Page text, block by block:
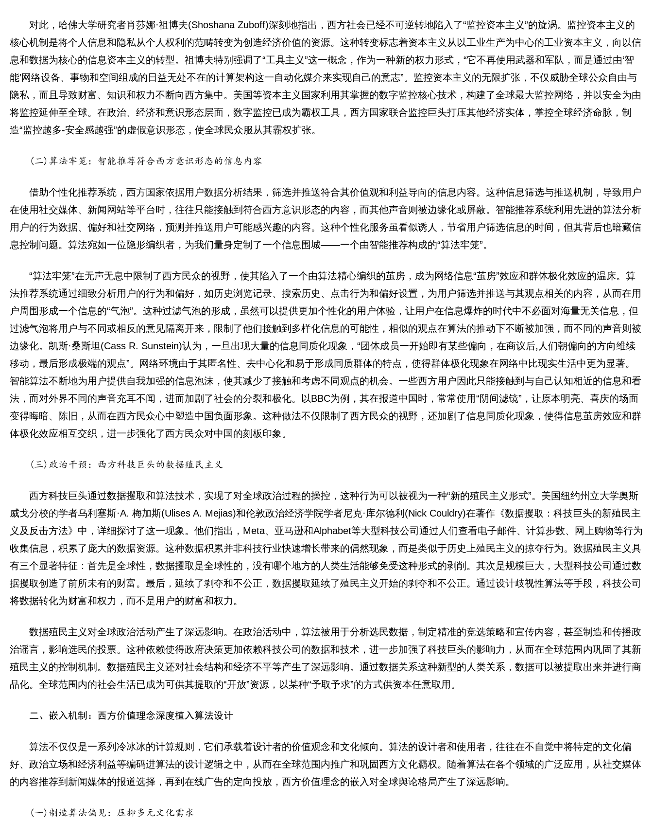
对此，哈佛大学研究者肖莎娜·祖博夫(Shoshana Zuboff)深刻地指出，西方社会已经不可逆转地陷入了“监控资本主义”的旋涡。监控资本主义的
核心机制是将个人信息和隐私从个人权利的范畴转变为创造经济价值的资源。这种转变标志着资本主义从以工业生产为中心的工业资本主义，向以信
息和数据为核心的信息资本主义的转型。祖博夫特别强调了“工具主义”这一概念，作为一种新的权力形式，“它不再使用武器和军队，而是通过由‘智
能’网络设备、事物和空间组成的日益无处不在的计算架构这一自动化媒介来实现自己的意志”。监控资本主义的无限扩张，不仅威胁全球公众自由与
隐私，而且导致财富、知识和权力不断向西方集中。美国等资本主义国家利用其掌握的数字监控核心技术，构建了全球最大监控网络，并以安全为由
将监控延伸至全球。在政治、经济和意识形态层面，数字监控已成为霸权工具，西方国家联合监控巨头打压其他经济实体，掌控全球经济命脉，制
造“监控越多-安全感越强”的虚假意识形态，使全球民众服从其霸权扩张。
(二)算法牢笼：智能推荐符合西方意识形态的信息内容
借助个性化推荐系统，西方国家依据用户数据分析结果，筛选并推送符合其价值观和利益导向的信息内容。这种信息筛选与推送机制，导致用户
在使用社交媒体、新闻网站等平台时，往往只能接触到符合西方意识形态的内容，而其他声音则被边缘化或屏蔽。智能推荐系统利用先进的算法分析
用户的行为数据、偏好和社交网络，预测并推送用户可能感兴趣的内容。这种个性化服务虽看似诱人，节省用户筛选信息的时间，但其背后也暗藏信
息控制问题。算法宛如一位隐形编织者，为我们量身定制了一个信息围城——一个由智能推荐构成的“算法牢笼”。
“算法牢笼”在无声无息中限制了西方民众的视野，使其陷入了一个由算法精心编织的茧房，成为网络信息“茧房”效应和群体极化效应的温床。算
法推荐系统通过细致分析用户的行为和偏好，如历史浏览记录、搜索历史、点击行为和偏好设置，为用户筛选并推送与其观点相关的内容，从而在用
户周围形成一个信息的“气泡”。这种过滤气泡的形成，虽然可以提供更加个性化的用户体验，让用户在信息爆炸的时代中不必面对海量无关信息，但
过滤气泡将用户与不同或相反的意见隔离开来，限制了他们接触到多样化信息的可能性，相似的观点在算法的推动下不断被加强，而不同的声音则被
边缘化。凯斯·桑斯坦(Cass R. Sunstein)认为，一旦出现大量的信息同质化现象，“团体成员一开始即有某些偏向，在商议后,人们朝偏向的方向维续
移动，最后形成极端的观点”。网络环境由于其匿名性、去中心化和易于形成同质群体的特点，使得群体极化现象在网络中比现实生活中更为显著。
智能算法不断地为用户提供自我加强的信息泡沫，使其减少了接触和考虑不同观点的机会。一些西方用户因此只能接触到与自己认知相近的信息和看
法，而对外界不同的声音充耳不闻，进而加剧了社会的分裂和极化。以BBC为例，其在报道中国时，常常使用“阴间滤镜”，让原本明亮、喜庆的场面
变得晦暗、陈旧，从而在西方民众心中塑造中国负面形象。这种做法不仅限制了西方民众的视野，还加剧了信息同质化现象，使得信息茧房效应和群
体极化效应相互交织，进一步强化了西方民众对中国的刻板印象。
(三)政治干预：西方科技巨头的数据殖民主义
西方科技巨头通过数据攫取和算法技术，实现了对全球政治过程的操控，这种行为可以被视为一种“新的殖民主义形式”。美国纽约州立大学奥斯
威戈分校的学者乌利塞斯·A. 梅加斯(Ulises A. Mejias)和伦敦政治经济学院学者尼克·库尔德利(Nick Couldry)在著作《数据攫取：科技巨头的新殖民主
义及反击方法》中，详细探讨了这一现象。他们指出，Meta、亚马逊和Alphabet等大型科技公司通过人们查看电子邮件、计算步数、网上购物等行为
收集信息，积累了庞大的数据资源。这种数据积累并非科技行业快速增长带来的偶然现象，而是类似于历史上殖民主义的掠夺行为。数据殖民主义具
有三个显著特征：首先是全球性，数据攫取是全球性的，没有哪个地方的人类生活能够免受这种形式的剥削。其次是规模巨大，大型科技公司通过数
据攫取创造了前所未有的财富。最后，延续了剥夺和不公正，数据攫取延续了殖民主义开始的剥夺和不公正。通过设计歧视性算法等手段，科技公司
将数据转化为财富和权力，而不是用户的财富和权力。
数据殖民主义对全球政治活动产生了深远影响。在政治活动中，算法被用于分析选民数据，制定精准的竞选策略和宣传内容，甚至制造和传播政
治谣言，影响选民的投票。这种依赖使得政府决策更加依赖科技公司的数据和技术，进一步加强了科技巨头的影响力，从而在全球范围内巩固了其新
殖民主义的控制机制。数据殖民主义还对社会结构和经济不平等产生了深远影响。通过数据关系这种新型的人类关系，数据可以被提取出来并进行商
品化。全球范围内的社会生活已成为可供其提取的“开放”资源，以某种“予取予求”的方式供资本任意取用。
二、嵌入机制：西方价值理念深度植入算法设计
算法不仅仅是一系列冷冰冰的计算规则，它们承载着设计者的价值观念和文化倾向。算法的设计者和使用者，往往在不自觉中将特定的文化偏
好、政治立场和经济利益等编码进算法的设计逻辑之中，从而在全球范围内推广和巩固西方文化霸权。随着算法在各个领域的广泛应用，从社交媒体
的内容推荐到新闻媒体的报道选择，再到在线广告的定向投放，西方价值理念的嵌入对全球舆论格局产生了深远影响。
(一)制造算法偏见：压抑多元文化需求